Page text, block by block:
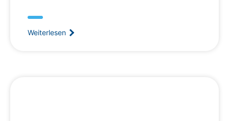
Weiterlesen